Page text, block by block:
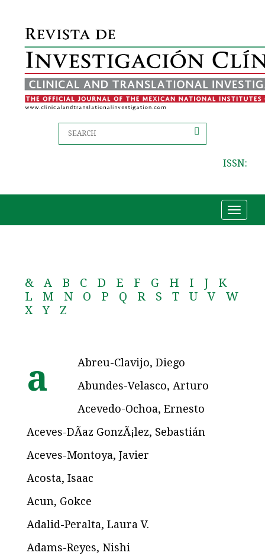
ISSN:
Toggle
& A B C D E F G H I J
K
L
M N O P Q R S T U V
W
X
Y Z
a
Abreu-Clavijo, Diego
Abundes-Velasco, Arturo
Acevedo-Ochoa, Ernesto
Aceves-DÃ­az GonzÃ¡lez, Sebastián
Aceves-Montoya, Javier
Acosta, Isaac
Acun, Gokce
Adalid-Peralta, Laura V.
Adams-Reyes, Nishi